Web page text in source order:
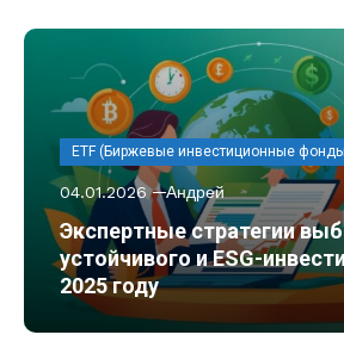
ETF (Биржевые инвестиционные
04.01.2026 Андрей
Экспертные стратегии
устойчивого и ESG-
2025 году